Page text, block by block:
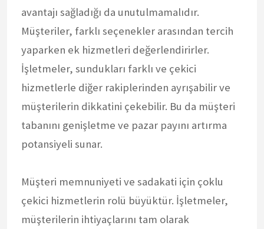
avantajı sağladığı da unutulmamalıdır.
Müşteriler, farklı seçenekler arasından tercih
yaparken ek hizmetleri değerlendirirler.
İşletmeler, sundukları farklı ve çekici
hizmetlerle diğer rakiplerinden ayrışabilir ve
müşterilerin dikkatini çekebilir. Bu da müşteri
tabanını genişletme ve pazar payını artırma
potansiyeli sunar.
Müşteri memnuniyeti ve sadakati için çoklu
çekici hizmetlerin rolü büyüktür. İşletmeler,
müşterilerin ihtiyaçlarını tam olarak